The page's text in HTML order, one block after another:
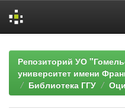
navigationРепозиторий УО
университет имени
Библиотека ГГУ